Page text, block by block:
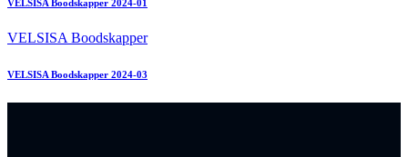
VELSISA Boodskapper 2024-01
VELSISA Boodskapper
VELSISA Boodskapper 2024-03